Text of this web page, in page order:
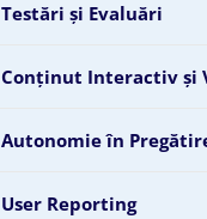
Testări și Evaluări
Conținut Interactiv și
Autonomie în
User Reporting